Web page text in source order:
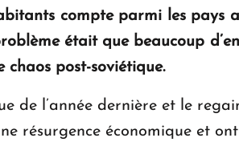
compte parmi les
était que beaucoup
post-soviétique.
de l’année dernière et le
résurgence économique et